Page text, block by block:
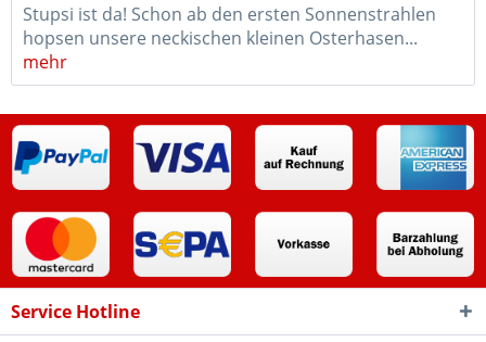
Stupsi ist da! Schon ab den ersten Sonnenstrahlen
hopsen unsere neckischen kleinen Osterhasen...
mehr
Service Hotline